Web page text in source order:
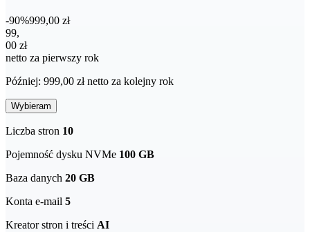
-90%999,00 zł
99,00 zł netto za pierwszy rok
99,
00 zł
netto za pierwszy rok
Później: 999,00 zł netto za kolejny rok
Wybieram
Liczba stron 10
Pojemność dysku NVMe 100 GB
Baza danych 20 GB
Konta e-mail 5
Kreator stron i treści AI